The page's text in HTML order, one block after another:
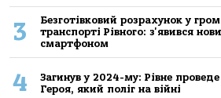
3
Безготівковий розрахунок у
транспорті Рівного: з'явився
смартфоном
4
Загинув у 2024-му: Рівне
Героя, який поліг на війні